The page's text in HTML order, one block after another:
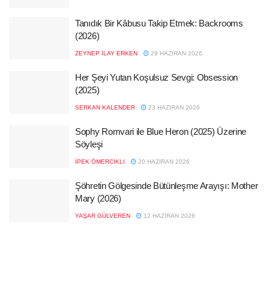
Tanıdık Bir Kâbusu Takip Etmek: Backrooms
(2026)
ZEYNEP İLAY ERKEN 29 HAZIRAN 2026
Her Şeyi Yutan Koşulsuz Sevgi: Obsession
(2025)
SERKAN KALENDER 23 HAZIRAN 2026
Sophy Romvari ile Blue Heron (2025) Üzerine
Söyleşi
İPEK ÖMERCIKLI 20 HAZIRAN 2026
Şöhretin Gölgesinde Bütünleşme Arayışı: Mother
Mary (2026)
YAŞAR GÜLVEREN 12 HAZIRAN 2026